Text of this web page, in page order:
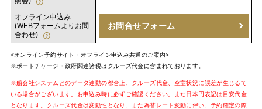
オフライン申込み
(WEBフォームよりお問
合わせ)
お問合せフォーム
<オンライン予約サイト・オフライン申込み共通のご案内>
※ポートチャージ・政府関連諸税はクルーズ代金に含まれております。
※船会社システムとのデータ連動の都合上、クルーズ代金、空室状況に誤差が生じるて
いる場合がございます。お申込み時に必ずご確認ください。また日本円表記は目安代金
となります。クルーズ代金は変動性となり、また為替レート変動に伴い、予約確定の際